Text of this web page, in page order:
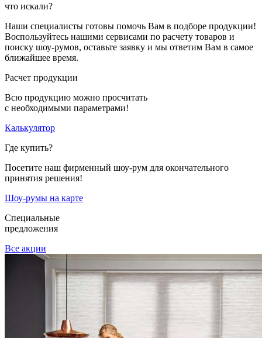
что искали?
Наши специалисты готовы помочь Вам в подборе продукции!
Воспользуйтесь нашими сервисами по расчету товаров и
поиску шоу-румов, оставьте заявку и мы ответим Вам в самое
ближайшее время.
Расчет продукции
Всю продукцию можно просчитать
с необходимыми параметрами!
Калькулятор
Где купить?
Посетите наш фирменный шоу-рум для окончательного
принятия решения!
Шоу-румы на карте
Специальные
предложения
Все акции